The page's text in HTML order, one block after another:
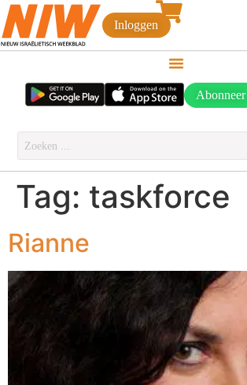
Inloggen
Abonneer
Tag: taskforce
Rianne